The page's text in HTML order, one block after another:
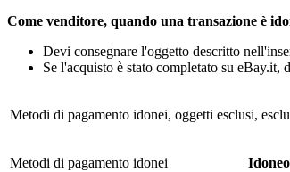
Come venditore, quando una transazione è
Devi consegnare l'oggetto descritto
Se l'acquisto è stato completato su
Metodi di pagamento idonei, oggetti esclusi,
Metodi di pagamento idonei